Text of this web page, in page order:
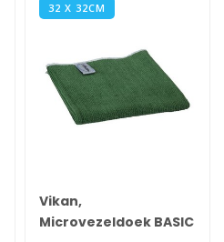
32 X 32CM
Vikan,
Microvezeldoek BASIC